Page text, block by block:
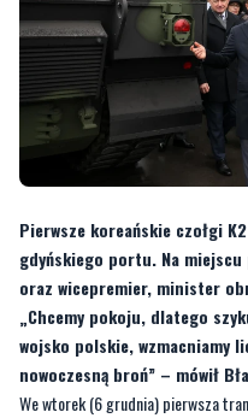
Pierwsze koreańskie czołgi
gdyńskiego portu. Na
oraz wicepremier, minister
„Chcemy pokoju, dlatego
wojsko polskie, wzmacniamy
nowoczesną broń” – mówił
We wtorek (6 grudnia) pierwsza